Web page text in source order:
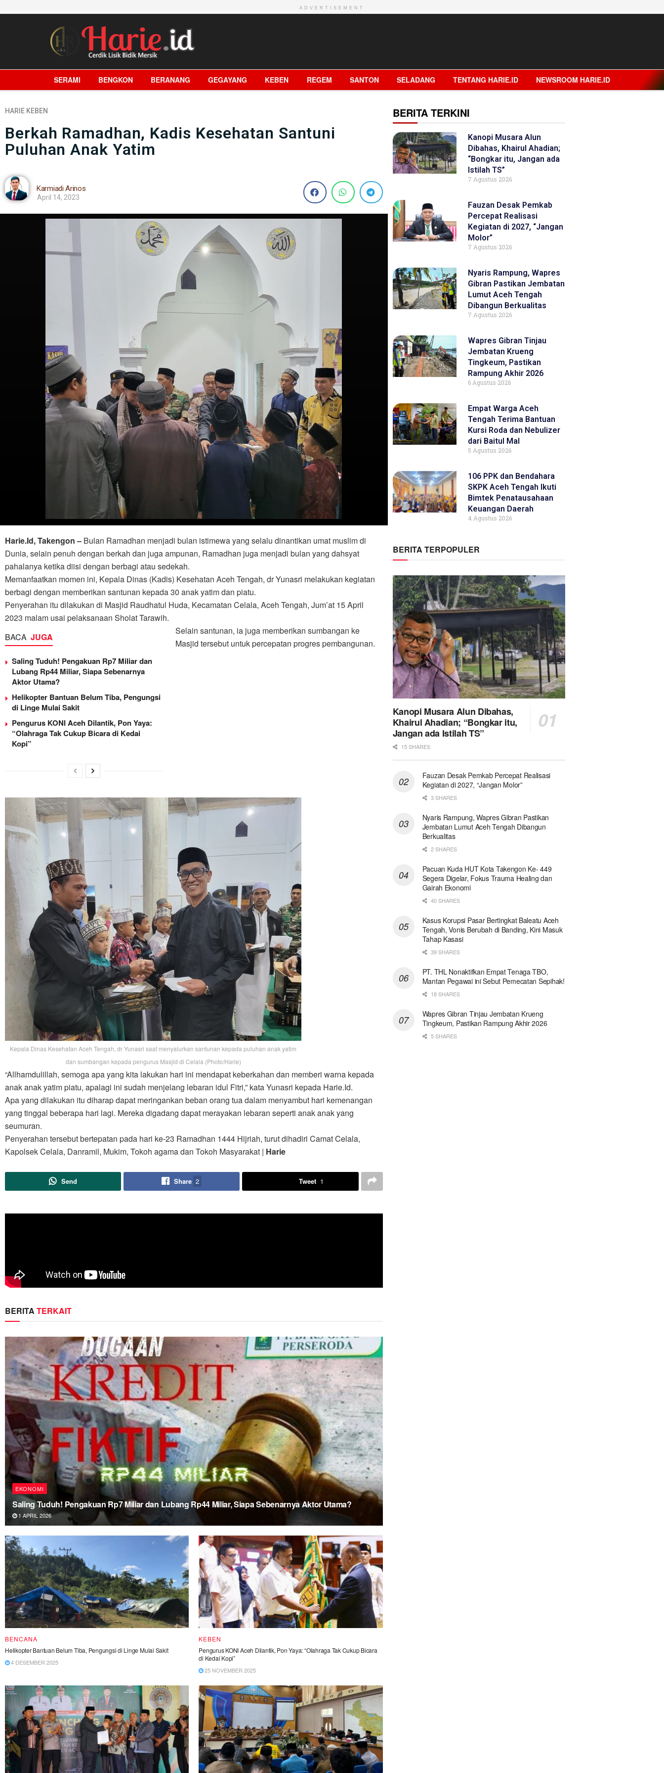
ADVERTISEMENT
SERAMI BENGKON BERANANG GEGAYANG KEBEN REGEM SANTON SELADANG TENTANG HARIE.ID NEWSROOM HARIE.ID
HARIE KEBEN
Berkah Ramadhan, Kadis Kesehatan Santuni
Puluhan Anak Yatim
Karmiadi Arinos
April 14, 2023
Harie.Id, Takengon – Bulan Ramadhan menjadi bulan istimewa yang selalu dinantikan umat muslim di
Dunia, selain penuh dengan berkah dan juga ampunan, Ramadhan juga menjadi bulan yang dahsyat
pahalanya ketika diisi dengan berbagi atau sedekah.
Memanfaatkan momen ini, Kepala Dinas (Kadis) Kesehatan Aceh Tengah, dr Yunasri melakukan kegiatan
berbagi dengan memberikan santunan kepada 30 anak yatim dan piatu.
Penyerahan itu dilakukan di Masjid Raudhatul Huda, Kecamatan Celala, Aceh Tengah, Jum’at 15 April
2023 malam usai pelaksanaan Sholat Tarawih.
BACA JUGA
Saling Tuduh! Pengakuan Rp7 Miliar dan
Lubang Rp44 Miliar, Siapa Sebenarnya
Aktor Utama?
Helikopter Bantuan Belum Tiba, Pengungsi
di Linge Mulai Sakit
Pengurus KONI Aceh Dilantik, Pon Yaya:
“Olahraga Tak Cukup Bicara di Kedai
Kopi”
Selain santunan, ia juga memberikan sumbangan ke
Masjid tersebut untuk percepatan progres pembangunan.
Kepala Dinas Kesehatan Aceh Tengah, dr Yunasri saat menyalurkan santunan kepada puluhan anak yatim
dan sumbangan kepada pengurus Masjid di Celala (Photo/Harie)
“Allhamdulillah, semoga apa yang kita lakukan hari ini mendapat keberkahan dan memberi warna kepada
anak anak yatim piatu, apalagi ini sudah menjelang lebaran idul Fitri,” kata Yunasri kepada Harie.Id.
Apa yang dilakukan itu diharap dapat meringankan beban orang tua dalam menyambut hari kemenangan
yang tinggal beberapa hari lagi. Mereka digadang dapat merayakan lebaran seperti anak anak yang
seumuran.
Penyerahan tersebut bertepatan pada hari ke-23 Ramadhan 1444 Hijriah, turut dihadiri Camat Celala,
Kapolsek Celala, Danramil, Mukim, Tokoh agama dan Tokoh Masyarakat | Harie
Send Share 2 Tweet 1
BERITA TERKAIT
EKONOMI
Saling Tuduh! Pengakuan Rp7 Miliar dan Lubang Rp44 Miliar, Siapa Sebenarnya Aktor Utama?
1 APRIL 2026
BENCANA
Helikopter Bantuan Belum Tiba, Pengungsi di Linge Mulai Sakit
4 DESEMBER 2025
KEBEN
Pengurus KONI Aceh Dilantik, Pon Yaya: “Olahraga Tak Cukup Bicara
di Kedai Kopi”
25 NOVEMBER 2025
BERITA TERKINI
Kanopi Musara Alun
Dibahas, Khairul Ahadian;
“Bongkar itu, Jangan ada
Istilah TS”
7 Agustus 2026
Fauzan Desak Pemkab
Percepat Realisasi
Kegiatan di 2027, “Jangan
Molor”
7 Agustus 2026
Nyaris Rampung, Wapres
Gibran Pastikan Jembatan
Lumut Aceh Tengah
Dibangun Berkualitas
7 Agustus 2026
Wapres Gibran Tinjau
Jembatan Krueng
Tingkeum, Pastikan
Rampung Akhir 2026
6 Agustus 2026
Empat Warga Aceh
Tengah Terima Bantuan
Kursi Roda dan Nebulizer
dari Baitul Mal
5 Agustus 2026
106 PPK dan Bendahara
SKPK Aceh Tengah Ikuti
Bimtek Penatausahaan
Keuangan Daerah
4 Agustus 2026
BERITA TERPOPULER
Kanopi Musara Alun Dibahas,
Khairul Ahadian; “Bongkar itu,
Jangan ada Istilah TS”
15 SHARES
Fauzan Desak Pemkab Percepat Realisasi
Kegiatan di 2027, “Jangan Molor”
3 SHARES
Nyaris Rampung, Wapres Gibran Pastikan
Jembatan Lumut Aceh Tengah Dibangun
Berkualitas
2 SHARES
Pacuan Kuda HUT Kota Takengon Ke- 449
Segera Digelar, Fokus Trauma Healing dan
Gairah Ekonomi
40 SHARES
Kasus Korupsi Pasar Bertingkat Baleatu Aceh
Tengah, Vonis Berubah di Banding, Kini Masuk
Tahap Kasasi
39 SHARES
PT. THL Nonaktifkan Empat Tenaga TBO,
Mantan Pegawai ini Sebut Pemecatan Sepihak!
18 SHARES
Wapres Gibran Tinjau Jembatan Krueng
Tingkeum, Pastikan Rampung Akhir 2026
5 SHARES